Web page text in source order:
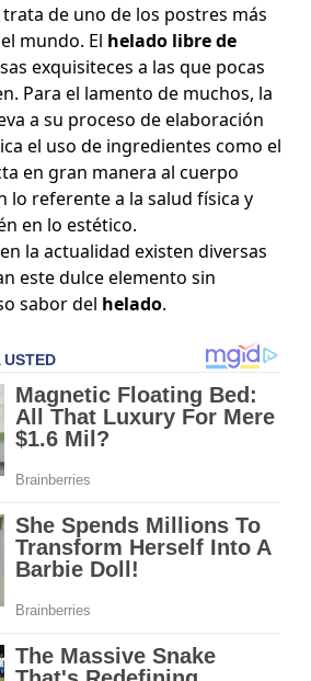
de uno de los postres más
mundo. El helado libre de
exquisiteces a las que pocas
Para el lamento de muchos, la
a su proceso de elaboración
el uso de ingredientes como el
en gran manera al cuerpo
lo referente a la salud física y
en lo estético.
la actualidad existen diversas
este dulce elemento sin
sabor del helado.